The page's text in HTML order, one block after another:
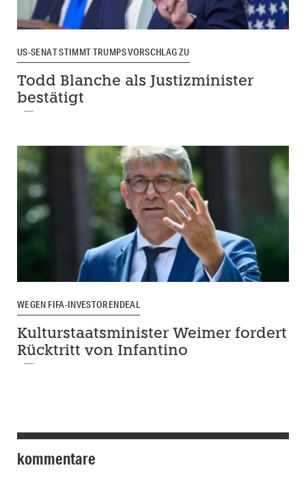
US-SENAT STIMMT TRUMPS VORSCHLAG ZU
Todd Blanche als Justizminister
bestätigt
WEGEN FIFA-INVESTORENDEAL
Kulturstaatsminister Weimer fordert
Rücktritt von Infantino
kommentare